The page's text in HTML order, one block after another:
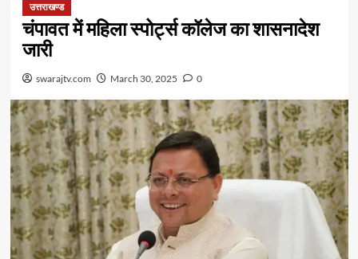
उत्तराखण्ड
चंपावत में महिला स्पोर्ट्स कॉलेज का शासनादेश
जारी
swarajtv.com March 30, 2025 0